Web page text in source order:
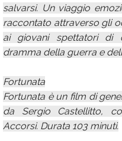
salvarsi. Un viaggio
raccontato attraverso gli
ai giovani spettatori di
dramma della guerra e
Fortunata
Fortunata è un film di
da Sergio Castellitto,
Accorsi. Durata 103 minuti.